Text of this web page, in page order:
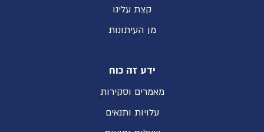
קצת עלינו
מן העיתונות
ידע זה כוח
מאמרים וסקירות
עלויות ותנאים